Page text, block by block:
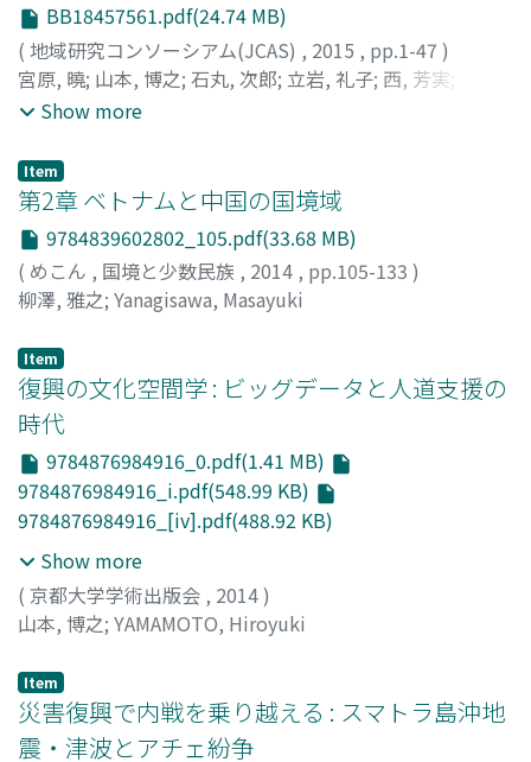
BB18457561.pdf(24.74 MB)
( 地域研究コンソーシアム(JCAS) , 2015 , pp.1-47 )
宮原, 曉; 山本, 博之; 石丸, 次郎; 立岩, 礼子; 西, 芳実;
Miyahara, Gyou
ト, ヒロユキ
シミ
Show more
Item
第2章 ベトナムと中国の国境域
9784839602802_105.pdf(33.68 MB)
( めこん , 国境と少数民族 , 2014 , pp.105-133 )
柳澤, 雅之; Yanagisawa, Masayuki
Item
復興の文化空間学 : ビッグデータと人道支援の
時代
9784876984916_0.pdf(1.41 MB)
9784876984916_i.pdf(548.99 KB)
9784876984916_[iv].pdf(488.92 KB)
Show more
( 京都大学学術出版会 , 2014)
山本, 博之; YAMAMOTO, Hiroyuki
Item
災害復興で内戦を乗り越える : スマトラ島沖地
震・津波とアチェ紛争